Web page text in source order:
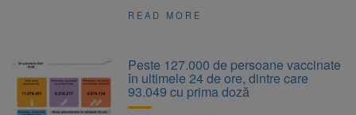
READ MORE
Peste 127.000 de persoane vaccinate
în ultimele 24 de ore, dintre care
93.049 cu prima doză